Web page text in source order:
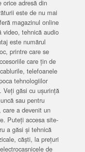
orice adresă din
este de nu mai
magazinul online
video, tehnică audio
este numărul
printre care se
care țin de
telefoanele
tehnologiilor
Veți găsi cu ușurință
sau pentru
a devenit un
Puteți accesa site-
a găsi și tehnică
căști, la prețuri
de